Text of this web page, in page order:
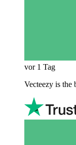
vor 1 Tag
Vecteezy is the